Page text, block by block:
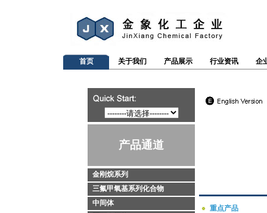
首页 关于我们 产品展示 行业资讯 企
产品通道
金刚烷系列
三氟甲氧基系列化合物
中间体
重点产品